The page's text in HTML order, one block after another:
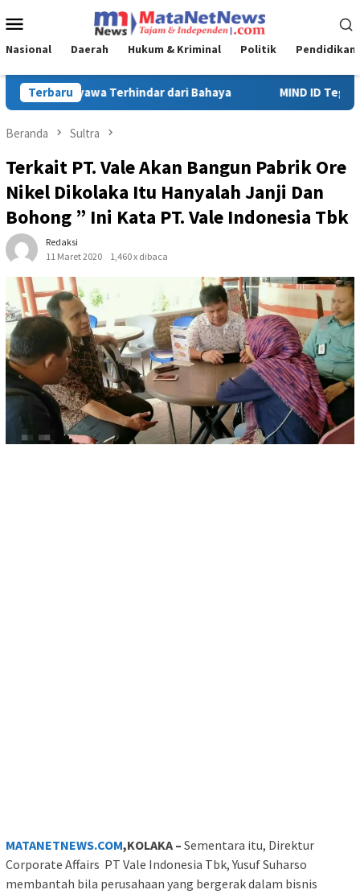
ke
Mobile
Nasional Daerah Hukum & Kriminal Politik Pendidikan
Terbaru
MIND ID Tegaskan Dukungan Penuh Bagi PT Vale di
Beranda Sultra
Terkait PT. Vale Akan Bangun Pabrik Ore
Nikel Dikolaka Itu Hanyalah Janji Dan
Bohong ” Ini Kata PT. Vale Indonesia Tbk
Redaksi
11 Maret 2020
1,460 x dibaca
MATANETNEWS.COM,KOLAKA – Sementara itu, Direktur
Corporate Affairs PT Vale Indonesia Tbk, Yusuf Suharso
membantah bila perusahaan yang bergerak dalam bisnis